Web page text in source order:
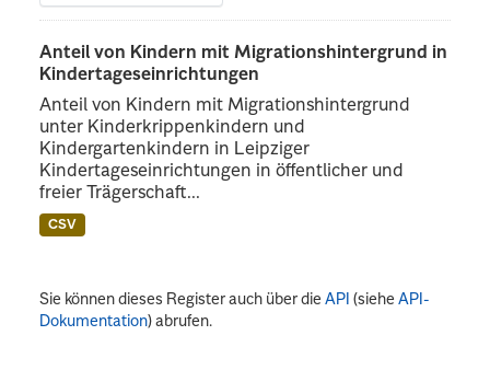
Anteil von Kindern mit Migrationshintergrund in
Kindertageseinrichtungen
Anteil von Kindern mit Migrationshintergrund
unter Kinderkrippenkindern und
Kindergartenkindern in Leipziger
Kindertageseinrichtungen in öffentlicher und
freier Trägerschaft...
CSV
Sie können dieses Register auch über dieAPI (sieheAPI-
Dokumentation) abrufen.